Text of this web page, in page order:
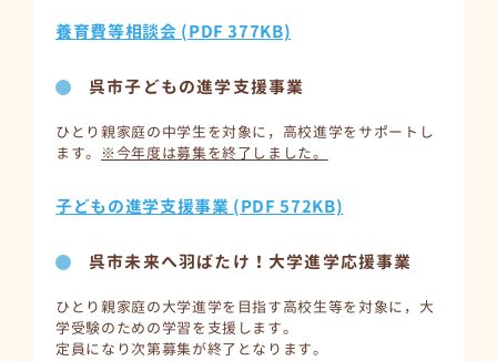
養育費等相談会 (PDF 377KB)
呉市子どもの進学支援事業
ひとり親家庭の中学生を対象に，高校進学をサポートし
ます。
※今年度は募集を終了しました。
子どもの進学支援事業 (PDF 572KB)
呉市未来へ羽ばたけ！大学進学応援事業
ひとり親家庭の大学進学を目指す高校生等を対象に，大
学受験のための学習を支援します。
定員になり次第募集が終了となります。